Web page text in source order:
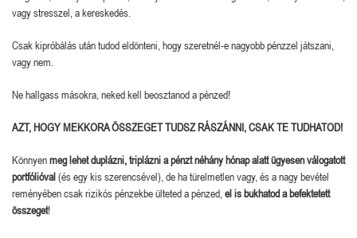
vagy stresszel, a kereskedés.
Csak kipróbálás után tudod eldönteni, hogy szeretnél-e nagyobb pénzzel játszani,
vagy nem.
Ne hallgass másokra, neked kell beosztanod a pénzed!
AZT, HOGY MEKKORA ÖSSZEGET TUDSZ RÁSZÁNNI, CSAK TE TUDHATOD!
Könnyenmeg lehet duplázni, triplázni a pénzt néhány hónap alattügyesen válogatott
portfólióval(és egy kis szerencsével), de ha türelmetlen vagy, és a nagy bevétel
reményében csak rizikós pénzekbe ülteted a pénzed, el is bukhatod a befektetett
összeget!